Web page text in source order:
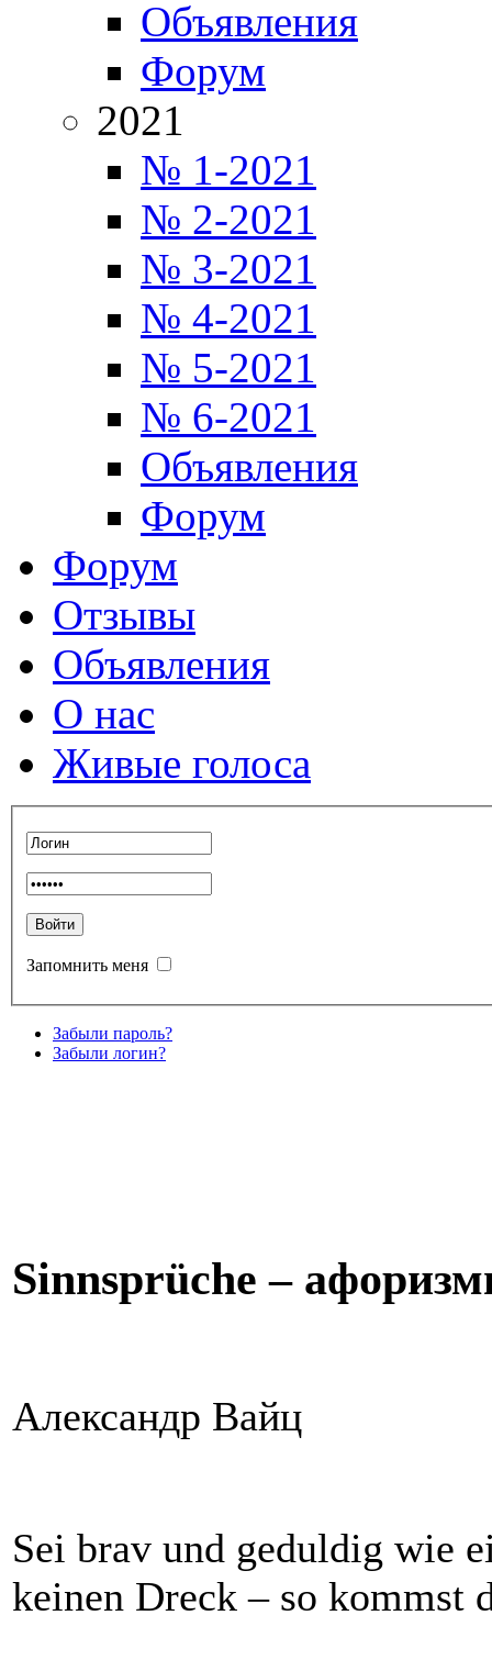
Объявления
Форум
2021
№ 1-2021
№ 2-2021
№ 3-2021
№ 4-2021
№ 5-2021
№ 6-2021
Объявления
Форум
Форум
Отзывы
Объявления
О нас
Живые голоса
Запомнить меня
Забыли пароль?
Забыли логин?
Sinnsprüche –
Александр Вайц
Sei brav und geduldig wie
keinen Dreck – so kommst